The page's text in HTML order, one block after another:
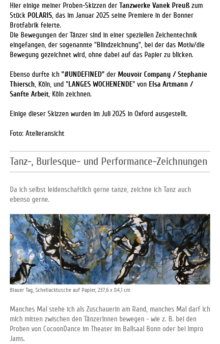
Hier einige meiner Proben-Skizzen der Tanzwerke Vanek Preuß zum
Stück POLARIS, das im Januar 2025 seine Premiere in der Bonner
Brotfabrik feierte.
Die Bewegungen der Tänzer sind in einer speziellen Zeichentechnik
eingefangen, der sogenannte "Blindzeichnung", bei der das Motiv/die
Bewegung gezeichnet wird, ohne dabei auf das Papier zu blicken.
Ebenso durfte ich "#UNDEFINED" der Mouvoir Company / Stephanie
Thiersch, Köln, und "LANGES WOCHENENDE" von Elsa Artmann /
Sanfte Arbeit, Köln zeichnen.
Einige dieser Skizzen wurden im Juli 2025 in Oxford ausgestellt.
Foto: Atelieransicht
Tanz-, Burlesque- und Performance-Zeichnungen
Da ich selbst leidenschaftlich gerne tanze, zeichne ich Tanz auch
ebenso gerne.
Blauer Tag, Schellacktusche auf Papier, 237,6 x 84,1 cm
Manches Mal stehe ich als Zuschauerin am Rand, manches Mal darf ich
mich mitten zwischen den TänzerInnen bewegen - wie z. B. bei den
Proben von CocoonDance im Theater im Ballsaal Bonn oder bei Impro
Jams.